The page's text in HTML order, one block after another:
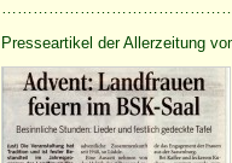
Presseartikel der Allerzeitung